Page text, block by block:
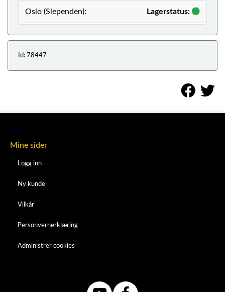
Oslo (Slependen): Lagerstatus:
Id: 78447
Mine sider
Logg inn
Ny kunde
Vilkår
Personvernerklæring
Administrer cookies